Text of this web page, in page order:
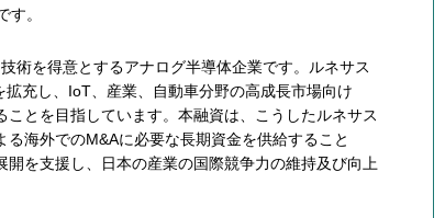
す。
術を得意とするアナログ半導体企業です。ルネサス
充し、IoT、産業、自動車分野の高成長市場向け
とを目指しています。本融資は、こうしたルネサス
海外でのM&Aに必要な長期資金を供給すること
を支援し、日本の産業の国際競争力の維持及び向上